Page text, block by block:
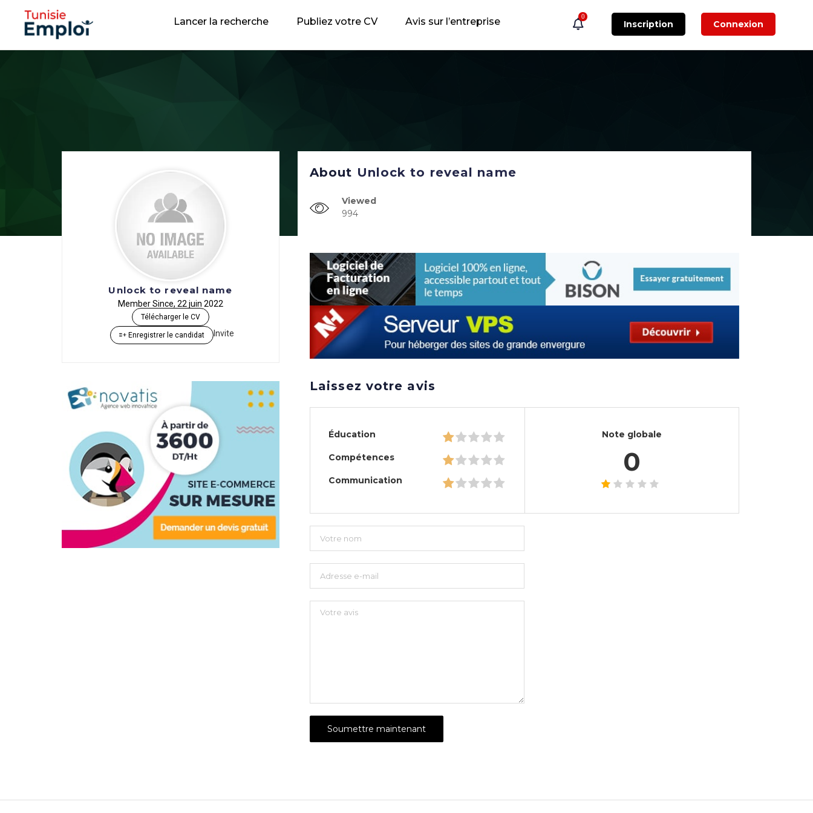
Lancer la recherche Publiez votre CV Avis sur l’entreprise 0
Inscription Connexion
Unlock to reveal name
Member Since, 22 juin 2022
Télécharger le CV
Enregistrer le candidat Invite
About Unlock to reveal name
Viewed
994
Laissez votre avis
Éducation
Compétences
Communication
Note globale
0